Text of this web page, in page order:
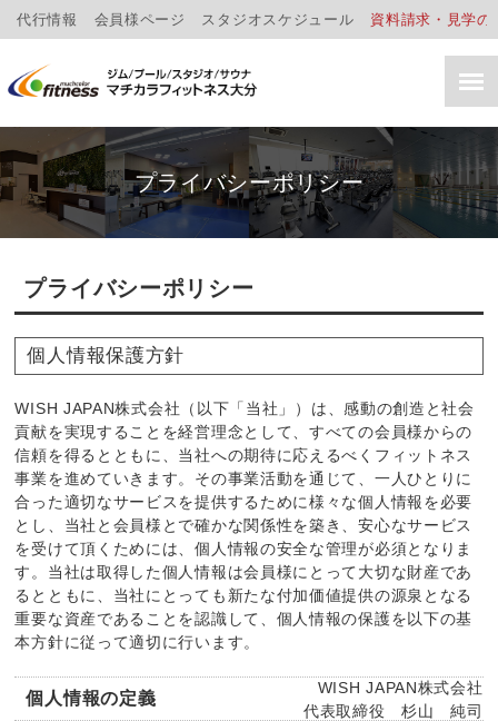
代行情報 会員様ページ スタジオスケジュール 資料請求・見学の
プライバシーポリシー
プライバシーポリシー
個人情報保護方針
WISH JAPAN株式会社（以下「当社」）は、感動の創造と社会
貢献を実現することを経営理念として、すべての会員様からの
信頼を得るとともに、当社への期待に応えるべくフィットネス
事業を進めていきます。その事業活動を通じて、一人ひとりに
合った適切なサービスを提供するために様々な個人情報を必要
とし、当社と会員様とで確かな関係性を築き、安心なサービス
を受けて頂くためには、個人情報の安全な管理が必須となりま
す。当社は取得した個人情報は会員様にとって大切な財産であ
るとともに、当社にとっても新たな付加価値提供の源泉となる
重要な資産であることを認識して、個人情報の保護を以下の基
本方針に従って適切に行います。
WISH JAPAN株式会社
代表取締役 杉山 純司
個人情報の定義